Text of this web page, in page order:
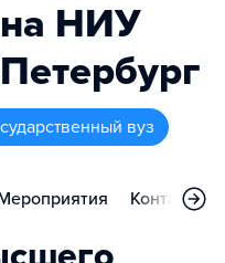
НИУ
вуз
Контакты